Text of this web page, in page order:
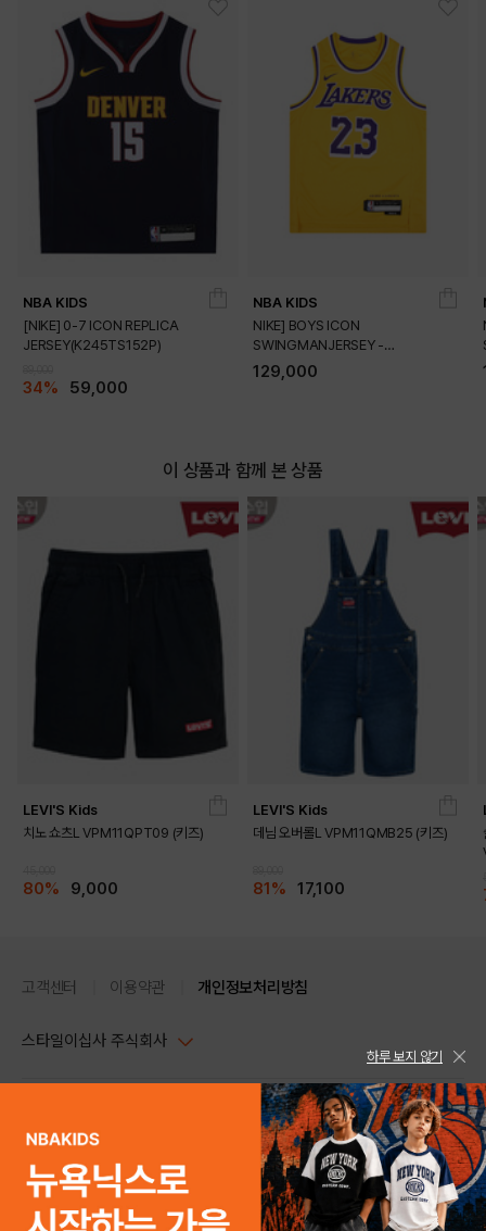
PRODUCT VIEW
NBA KIDS
[NIKE] 0-7 ICON REPLICA
JERSEY(K245TS152P)
34% 59,000
NBA KIDS
NIKE] BOYS ICON
SWINGMANJERSEY -
PLAYER(K245TS054P)
129,000
이 상품과 함께 본 상품
LEVI'S Kids
치노 쇼츠L VPM11QPT09 (키즈)
80% 9,000
LEVI'S Kids
데님 오버롤L VPM11QMB25 (키즈)
81% 17,100
고객센터 이용약관 개인정보처리방침
스타일이십사 주식회사
주소 : 서울시 강남구 논현로 633, 6층 (논현동, 한세엠케이빌딩)
사업자등록번호 : 116-81-32499
통신판매업신고번호 : 제 2024-서울강남-04239
스타일24 고객센터 1544-5336
평일 09:00~ 18:00 (토/일/공휴일 휴무)
help Email : help@style24.com
COPYRIGHTⓒ2021 STYLE24 ALL RIGHTS RESERVED.
하루 보지 않기